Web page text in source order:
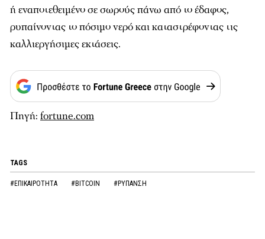
ή εναποτεθειμένο σε σωρούς πάνω από το έδαφος,
ρυπαίνοντας το πόσιμο νερό και καταστρέφοντας τις
καλλιεργήσιμες εκτάσεις.
Πηγή: fortune.com
TAGS
#ΕΠΙΚΑΙΡΟΤΗΤΑ #BITCOIN #ΡΥΠΑΝΣΗ